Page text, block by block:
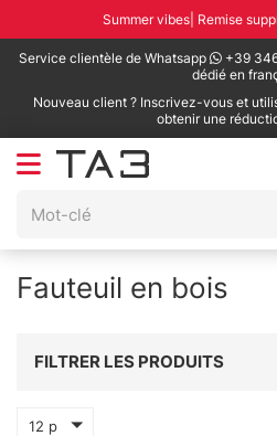
Summer vibes| Remise
Service clientèle de Whatsapp
+39 346
dédié en
Nouveau client ? Inscrivez-vous et
obtenir une
Fauteuil en bois
FILTRER LES PRODUITS
12 p